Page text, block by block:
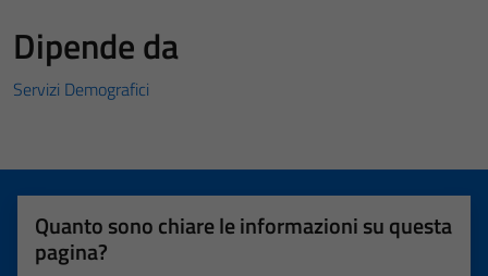
Dipende da
Servizi Demografici
Quanto sono chiare le informazioni su questa
pagina?